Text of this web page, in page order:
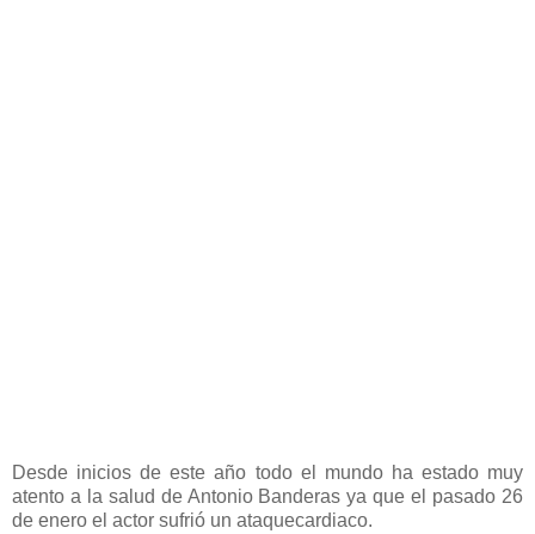
Desde inicios de este año todo el mundo ha estado muy
atento a la salud de Antonio Banderas ya que el pasado 26
de enero el actor sufrió un ataquecardiaco.